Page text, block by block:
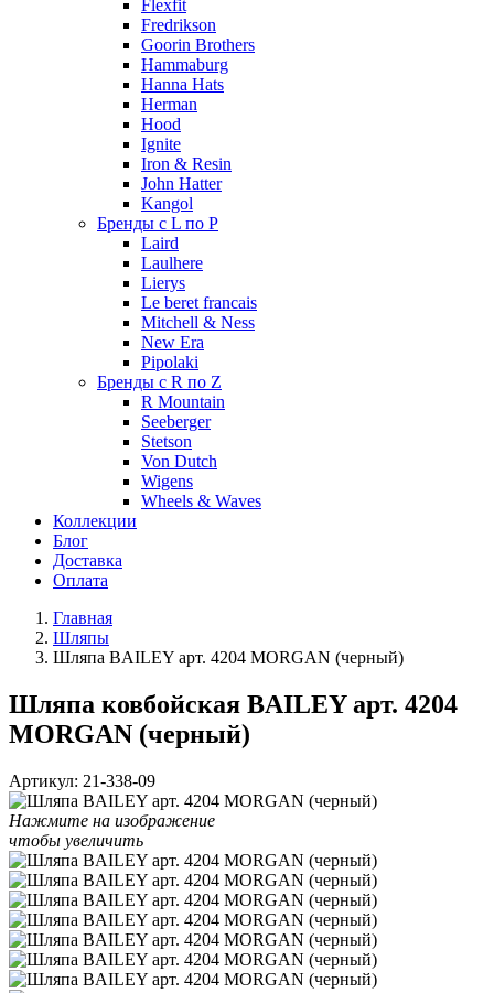
Flexfit
Fredrikson
Goorin Brothers
Hammaburg
Hanna Hats
Herman
Hood
Ignite
Iron & Resin
John Hatter
Kangol
Бренды с L по P
Laird
Laulhere
Lierys
Le beret francais
Mitchell & Ness
New Era
Pipolaki
Бренды с R по Z
R Mountain
Seeberger
Stetson
Von Dutch
Wigens
Wheels & Waves
Коллекции
Блог
Доставка
Оплата
Главная
Шляпы
Шляпа BAILEY арт. 4204 MORGAN (черный)
Шляпа ковбойская BAILEY арт. 4204
MORGAN (черный)
Артикул: 21-338-09
Нажмите на изображение
чтобы увеличить